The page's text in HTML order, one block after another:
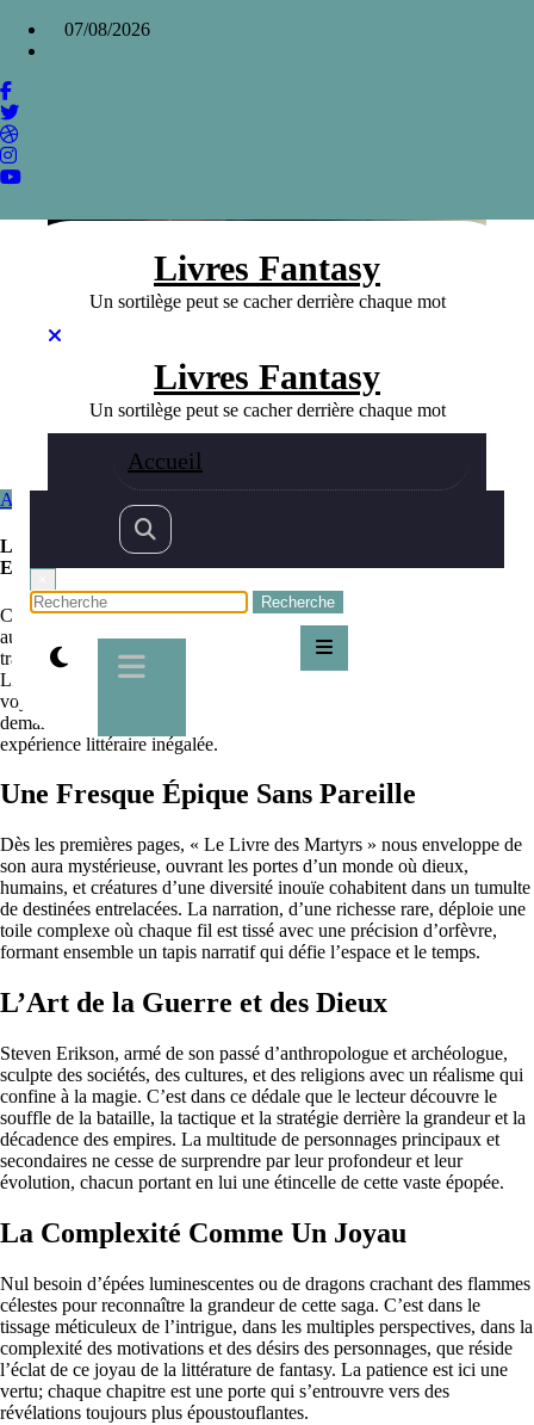
contenu
07/08/2026
Livres Fantasy
Un sortilège peut se cacher derrière chaque mot
Livres Fantasy
Un sortilège peut se cacher derrière chaque mot
Accueil
Le Livre des Martyrs, plongée dans
l’épopée sombre de Steven Erikson
Auteurs Fanatsy
Le Livre des Martyrs, plongée dans l’épopée sombre de Steven
Erikson
Chers disciples de l’imaginaire et quêteurs de sagas épiques,
aujourd’hui, nous brandissons notre plume pour vous conduire à
travers les contrées sombres et magnifiques du cycle de fantasy « Le
Livre des Martyrs » de l’éminent et talentueux Steven Erikson. Ce
voyage, qui ne s’annonce pas exempt de dangers et de merveilles,
demandera courage et persévérance, mais promet en retour une
expérience littéraire inégalée.
Une Fresque Épique Sans Pareille
Dès les premières pages, « Le Livre des Martyrs » nous enveloppe de
son aura mystérieuse, ouvrant les portes d’un monde où dieux,
humains, et créatures d’une diversité inouïe cohabitent dans un tumulte
de destinées entrelacées. La narration, d’une richesse rare, déploie une
toile complexe où chaque fil est tissé avec une précision d’orfèvre,
formant ensemble un tapis narratif qui défie l’espace et le temps.
L’Art de la Guerre et des Dieux
Steven Erikson, armé de son passé d’anthropologue et archéologue,
sculpte des sociétés, des cultures, et des religions avec un réalisme qui
confine à la magie. C’est dans ce dédale que le lecteur découvre le
souffle de la bataille, la tactique et la stratégie derrière la grandeur et la
décadence des empires. La multitude de personnages principaux et
secondaires ne cesse de surprendre par leur profondeur et leur
évolution, chacun portant en lui une étincelle de cette vaste épopée.
La Complexité Comme Un Joyau
Nul besoin d’épées luminescentes ou de dragons crachant des flammes
célestes pour reconnaître la grandeur de cette saga. C’est dans le
tissage méticuleux de l’intrigue, dans les multiples perspectives, dans la
complexité des motivations et des désirs des personnages, que réside
l’éclat de ce joyau de la littérature de fantasy. La patience est ici une
vertu; chaque chapitre est une porte qui s’entrouvre vers des
révélations toujours plus époustouflantes.